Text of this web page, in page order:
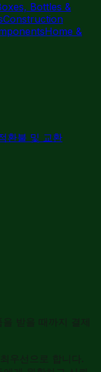
Bottles &
Construction
Home &
환불 및 교환
받을 때까지 결제
우선으로 합니다.